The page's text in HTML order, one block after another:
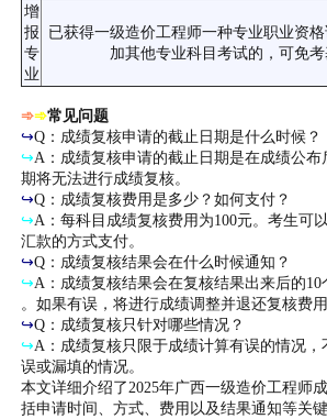
增
报
专
业
已获得一级造价工程师一种专业职业资
加其他专业科目考试的，可免考
➾➾常见问题
↪Q：成绩复核申请的截止日期是什么时候？
↪A：成绩复核申请的截止日期是在成绩公布
期将无法进行成绩复核。
↪Q：成绩复核费用是多少？如何支付？
↪A：每科目成绩复核费用为100元。考生可
汇款的方式支付。
↪Q：成绩复核结果会在什么时候通知？
↪A：成绩复核结果会在复核结果出来后的10
。如果有误，将进行成绩调整并退还复核费用
↪Q：成绩复核只针对哪些情况？
↪A：成绩复核只限于成绩计算有误的情况
误或漏填的情况。
本文详细介绍了2025年广西一级造价工程师
括申请时间、方式、费用以及结果通知等关